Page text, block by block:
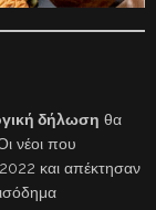
δήλωση θα
νέοι που
και απέκτησαν